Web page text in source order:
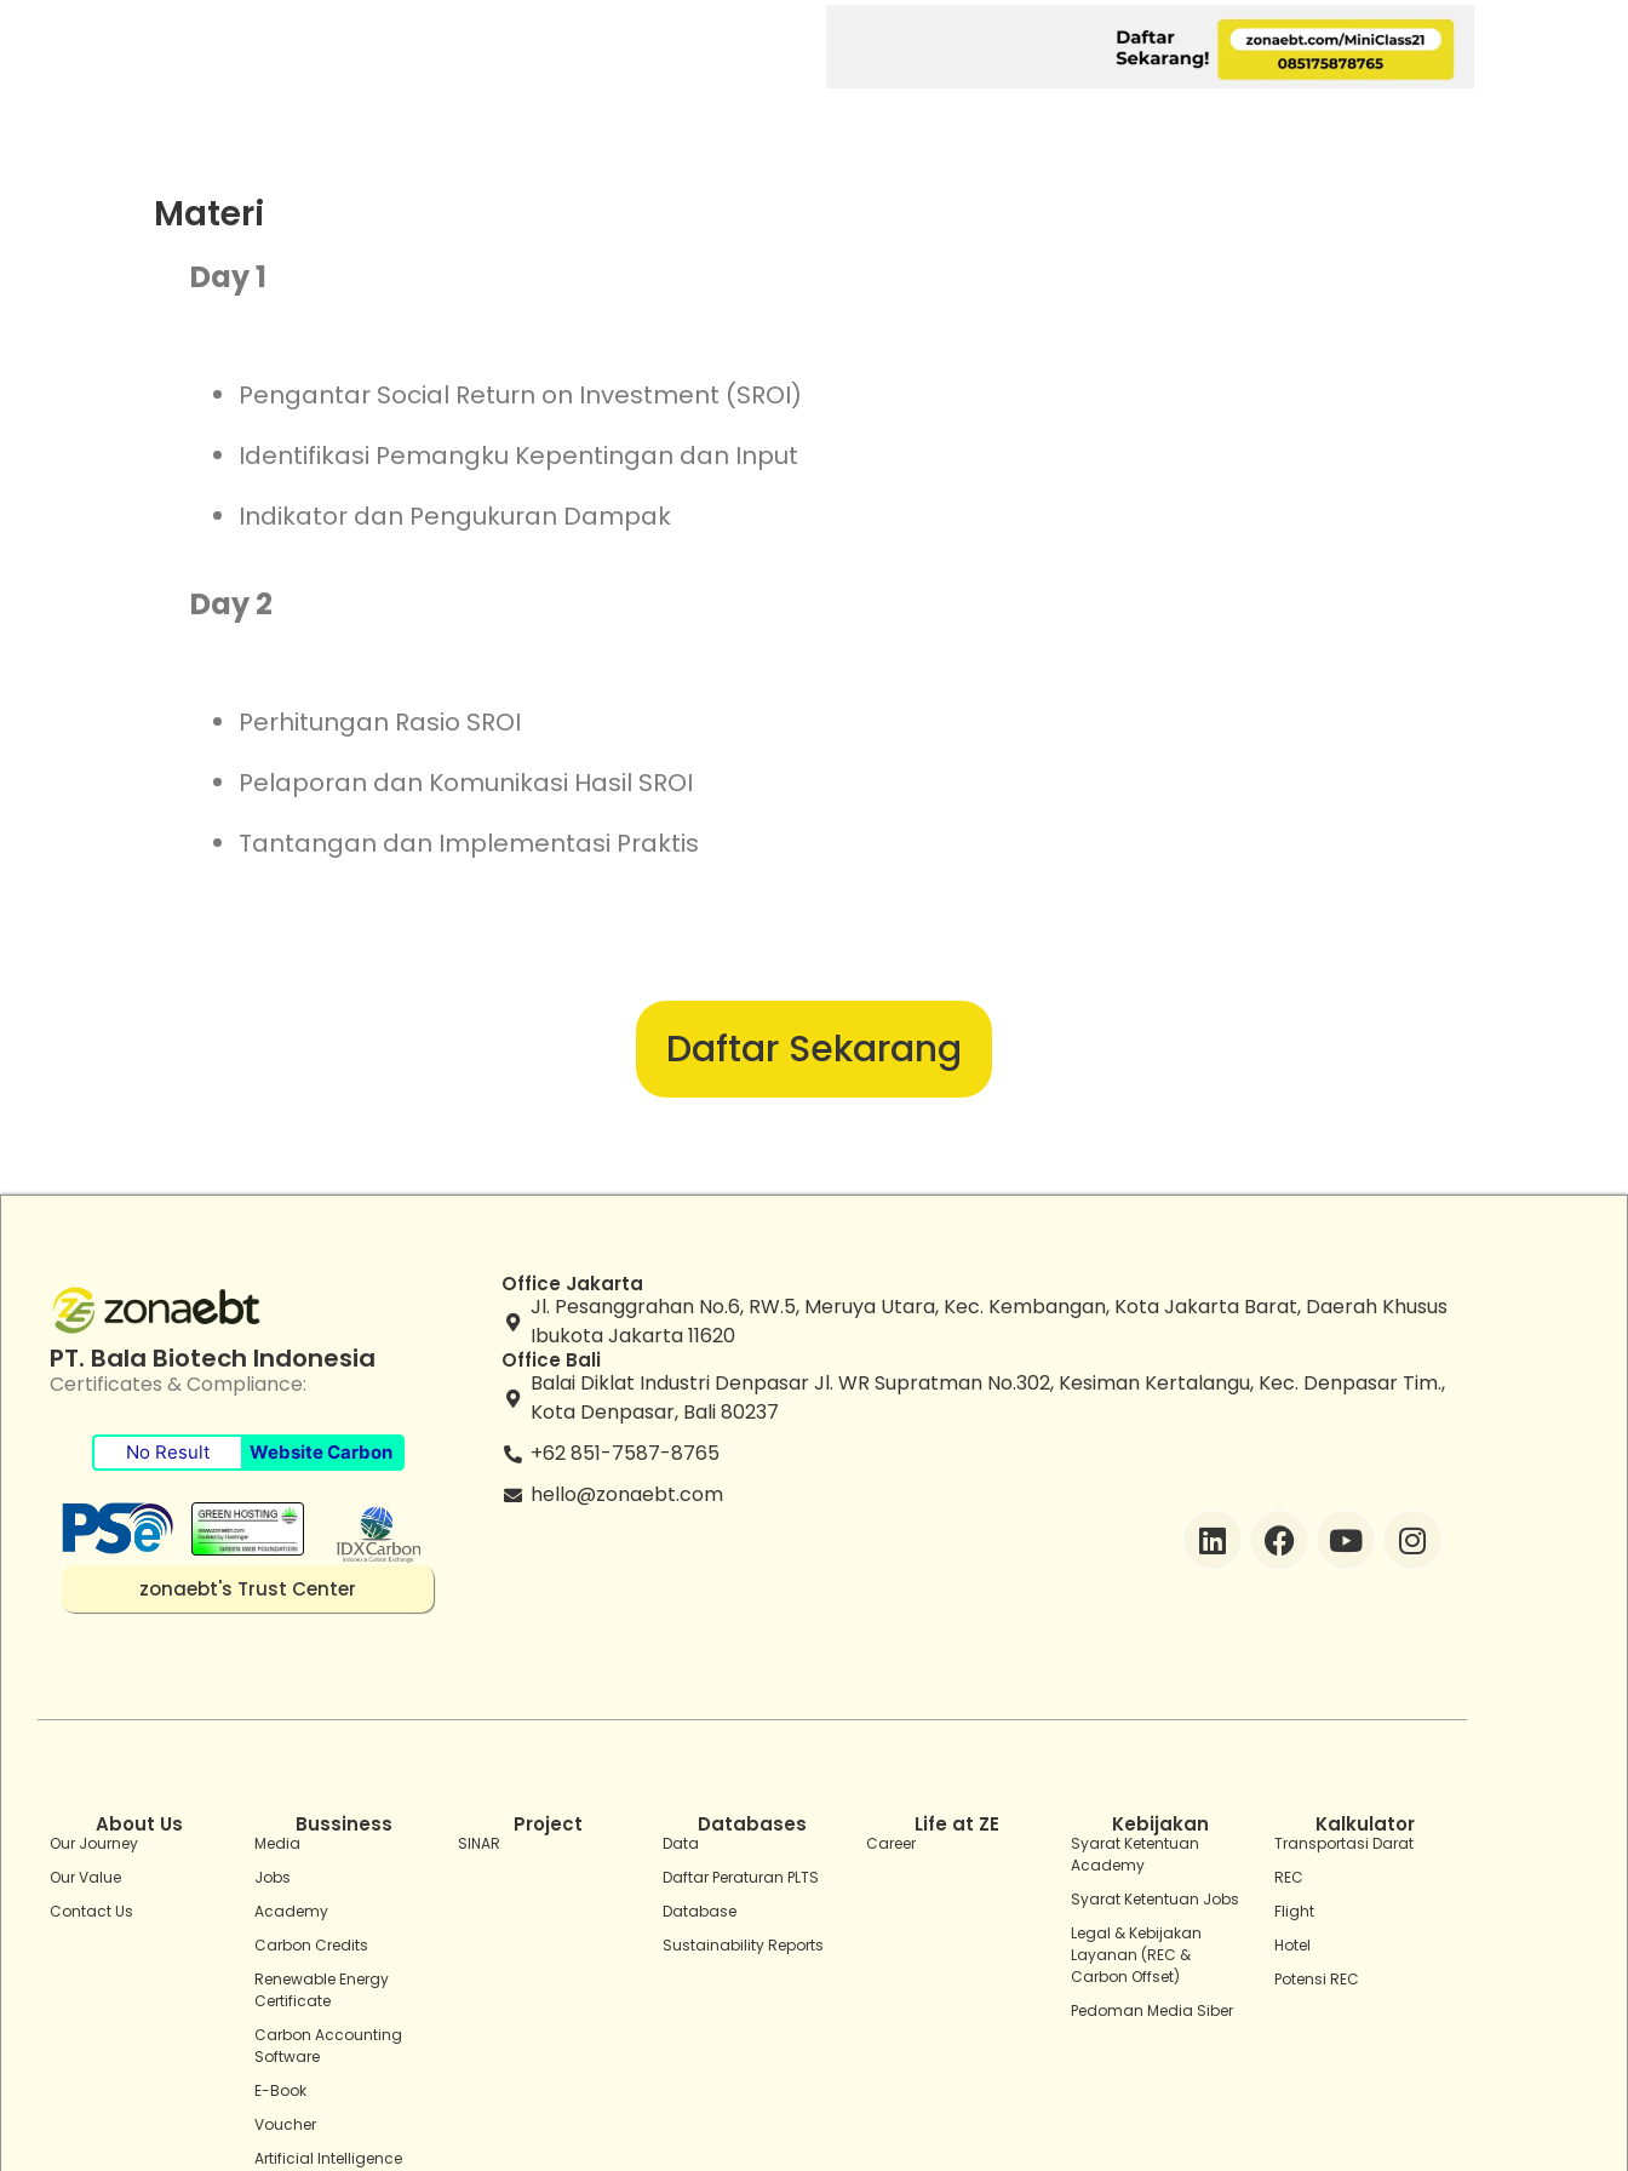
Materi
Day 1
Pengantar Social Return on Investment (SROI)
Identifikasi Pemangku Kepentingan dan Input
Indikator dan Pengukuran Dampak
Day 2
Perhitungan Rasio SROI
Pelaporan dan Komunikasi Hasil SROI
Tantangan dan Implementasi Praktis
Daftar Sekarang
PT. Bala Biotech Indonesia
Certificates & Compliance:
No Result Website Carbon
zonaebt's Trust Center
Office Jakarta
Jl. Pesanggrahan No.6, RW.5, Meruya Utara, Kec. Kembangan, Kota Jakarta Barat, Daerah Khusus
Ibukota Jakarta 11620
Office Bali
Balai Diklat Industri Denpasar Jl. WR Supratman No.302, Kesiman Kertalangu, Kec. Denpasar Tim.,
Kota Denpasar, Bali 80237
+62 851-7587-8765
hello@zonaebt.com
About Us
Our Journey
Our Value
Contact Us
Bussiness
Media
Jobs
Academy
Carbon Credits
Renewable Energy
Certificate
Carbon Accounting
Software
E-Book
Voucher
Artificial Intelligence
Project
SINAR
Databases
Data
Daftar Peraturan PLTS
Database
Sustainability Reports
Life at ZE
Career
Kebijakan
Syarat Ketentuan
Academy
Syarat Ketentuan Jobs
Legal & Kebijakan
Layanan (REC &
Carbon Offset)
Pedoman Media Siber
Kalkulator
Transportasi Darat
REC
Flight
Hotel
Potensi REC